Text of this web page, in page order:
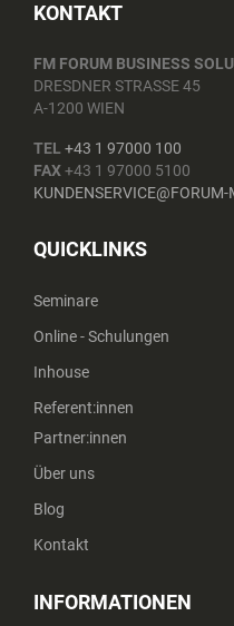
KONTAKT
FM FORUM BUSINESS
DRESDNER STRASSE 45
A-1200 WIEN
TEL +43 1 97000 100
FAX+43 1 97000 5100
KUNDENSERVICE@FORUM-
QUICKLINKS
Seminare
Online - Schulungen
Inhouse
Referent:innen
Partner:innen
Über uns
Blog
Kontakt
INFORMATIONEN